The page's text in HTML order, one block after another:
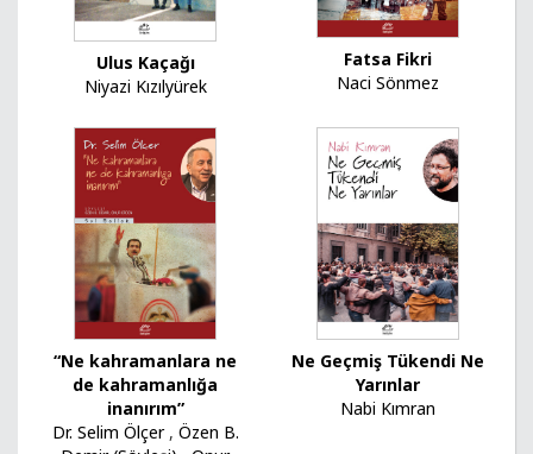
Ulus Kaçağı
Niyazi Kızılyürek
Fatsa Fikri
Naci Sönmez
“Ne kahramanlara ne
de kahramanlığa
inanırım”
Dr. Selim Ölçer, Özen B.
Ne Geçmiş Tükendi Ne
Yarınlar
Nabi Kımran